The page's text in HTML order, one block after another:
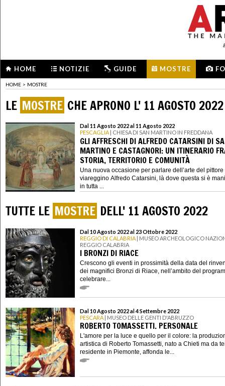
HOME NOTIZIE GUIDE MOSTRE
HOME > MOSTRE
LE MOSTRE CHE APRONO L' 11 AGOSTO 2022
Dal 11 Agosto 2022 al 11 Agosto 2022
PESCAGLIA | CHIESA DI SAN MARTINO IN FREDDANA
GLI AFFRESCHI DI ALFREDO CATARSINI DI
MARTINO E CASTAGNORI: UN ITINERARIO
STORIA, TERRITORIO E COMUNITÀ
Una nuova occasione per parlare dell’arte del pittore
viareggino Alfredo Catarsini, là dove questa si è
in tutta ...
TUTTE LE MOSTRE DELL' 11 AGOSTO 2022
Dal 10 Agosto 2022 al 23 Ottobre 2022
REGGIO DI CALABRIA | MUSEO ARCHEOLOGICO
REGGIO CALABRIA
I BRONZI DI RIACE
Crescono gli eventi in prossimità della data del
dei magnifici Bronzi di Riace, nell’ambito del
celebrare...
Dal 10 Agosto 2022 al 4 Settembre 2022
PESCARA | MUSEO DELLE GENTI D'ABRUZZO
ROBERTO TOMASSETTI. PERSONALE
L'amore per la luce e quello per il colore: la
artistica di Roberto Tomassetti, nato a Chieti ma da
residente in Piemonte, affonda le...